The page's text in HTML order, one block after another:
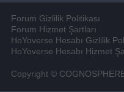
Forum Gizlilik Politikası
Forum Hizmet Şartları
HoYoverse Hesabı Gizlilik
HoYoverse Hesabı Hizmet
Copyright ©